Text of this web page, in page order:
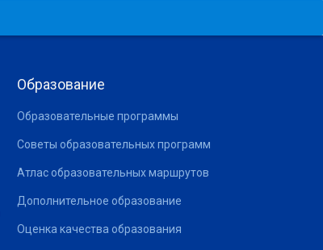
Образование
Образовательные программы
Советы образовательных программ
Атлас образовательных маршрутов
Дополнительное образование
Оценка качества образования